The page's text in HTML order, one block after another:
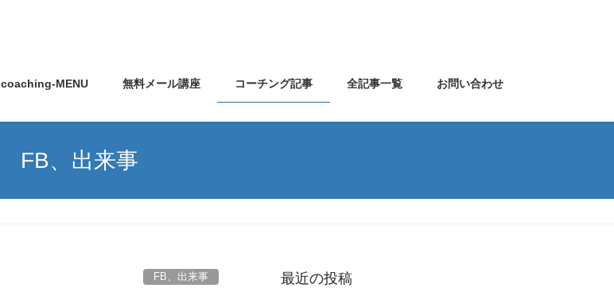
coaching-MENU 無料メール講座 コーチング記事 全記事一覧 お問い合わせ
FB、出来事
FB、出来事 最近の投稿